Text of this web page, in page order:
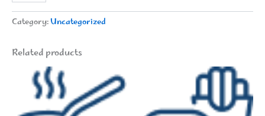
شامل
وجبه
quantity
Category:Uncategorized
Related products